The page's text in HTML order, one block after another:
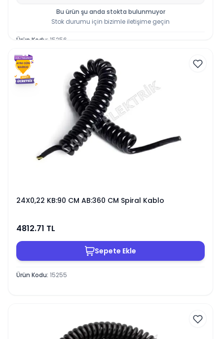
Bu ürün şu anda stokta bulunmuyor
Stok durumu için bizimle iletişime geçin
Ürün Kodu: 15256
24X0,22 KB:90 CM AB:360 CM Spiral Kablo
4812.71 TL
Sepete Ekle
Ürün Kodu: 15255